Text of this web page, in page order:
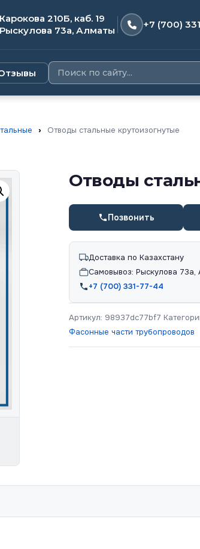
210Б, каб. 19
73а, Алматы
+7 (700)
› Отводы стальные крутоизогнутые
Отводы
Позвонить
Доставка по Казахстану
Самовывоз: Рыскулова 73а,
+7 (700) 331-77-44
Артикул: 98937dc77bf7
Фасонные части трубопроводов